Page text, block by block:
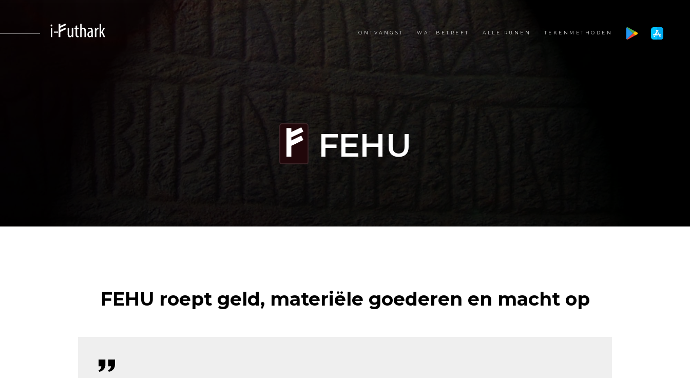
ONTVANGST WAT BETREFT ALLE RUNEN TEKENMETHODEN
F FEHU
FEHU roept geld, materiële goederen en macht op